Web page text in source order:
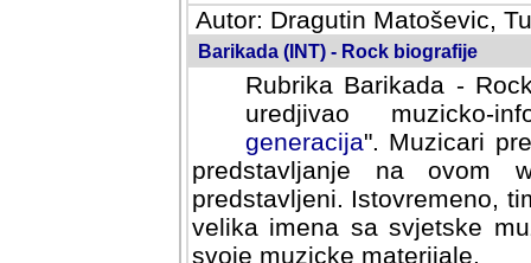
Autor: Dragutin Matoševic,
Barikada (INT) - Rock biografije
Rubrika Barikada -
uredjivao muzicko-
Muzicari predstavljeni u
na ovom web portalu
Istovremeno, tim nacinom
sa svjetske muzicke scene
materijale.